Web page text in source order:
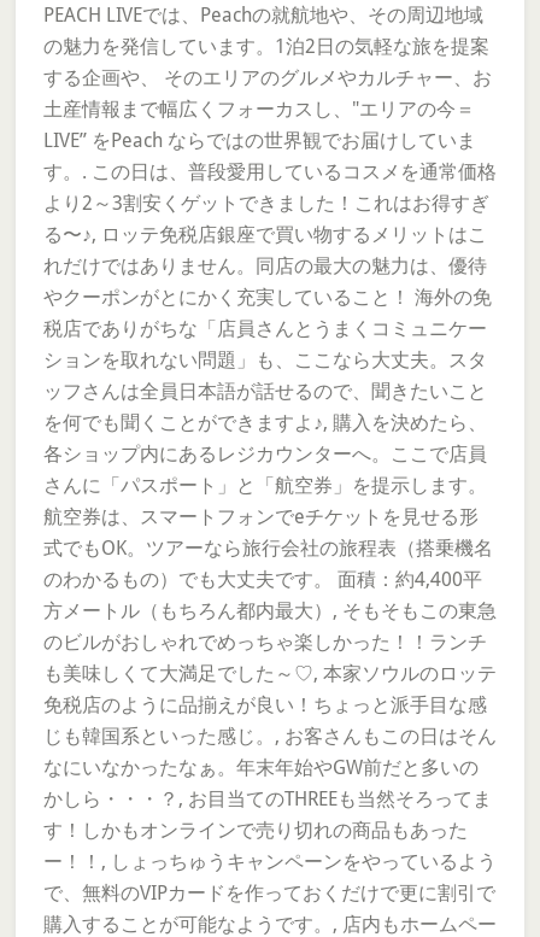
PEACH LIVEでは、Peachの就航地や、その周辺地域
の魅力を発信しています。1泊2日の気軽な旅を提案
する企画や、 そのエリアのグルメやカルチャー、お
土産情報まで幅広くフォーカスし、"エリアの今＝
LIVE” をPeach ならではの世界観でお届けしていま
す。. この日は、普段愛用しているコスメを通常価格
より2～3割安くゲットできました！これはお得すぎ
る〜♪, ロッテ免税店銀座で買い物するメリットはこ
れだけではありません。同店の最大の魅力は、優待
やクーポンがとにかく充実していること！ 海外の免
税店でありがちな「店員さんとうまくコミュニケー
ションを取れない問題」も、ここなら大丈夫。スタ
ッフさんは全員日本語が話せるので、聞きたいこと
を何でも聞くことができますよ♪, 購入を決めたら、
各ショップ内にあるレジカウンターへ。ここで店員
さんに「パスポート」と「航空券」を提示します。
航空券は、スマートフォンでeチケットを見せる形
式でもOK。ツアーなら旅行会社の旅程表（搭乗機名
のわかるもの）でも大丈夫です。 面積：約4,400平
方メートル（もちろん都内最大）, そもそもこの東急
のビルがおしゃれでめっちゃ楽しかった！！ランチ
も美味しくて大満足でした～♡, 本家ソウルのロッテ
免税店のように品揃えが良い！ちょっと派手目な感
じも韓国系といった感じ。, お客さんもこの日はそん
なにいなかったなぁ。年末年始やGW前だと多いの
かしら・・・？, お目当てのTHREEも当然そろってま
す！しかもオンラインで売り切れの商品もあった
ー！！, しょっちゅうキャンペーンをやっているよう
で、無料のVIPカードを作っておくだけで更に割引で
購入することが可能なようです。, 店内もホームペー